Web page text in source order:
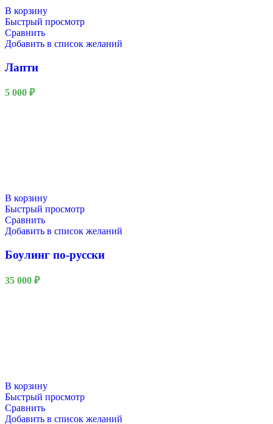
В корзину
Быстрый просмотр
Сравнить
Добавить в список желаний
Лапти
5 000 ₽
В корзину
Быстрый просмотр
Сравнить
Добавить в список желаний
Боулинг по-русски
35 000 ₽
В корзину
Быстрый просмотр
Сравнить
Добавить в список желаний